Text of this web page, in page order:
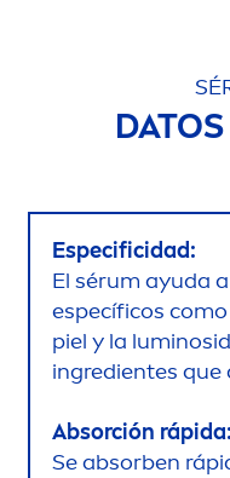
Especificidad:
El sérum ayuda
específicos
piel y la
ingredientes que
Absorción rápida:
Se absorben